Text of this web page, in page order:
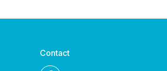
Contact